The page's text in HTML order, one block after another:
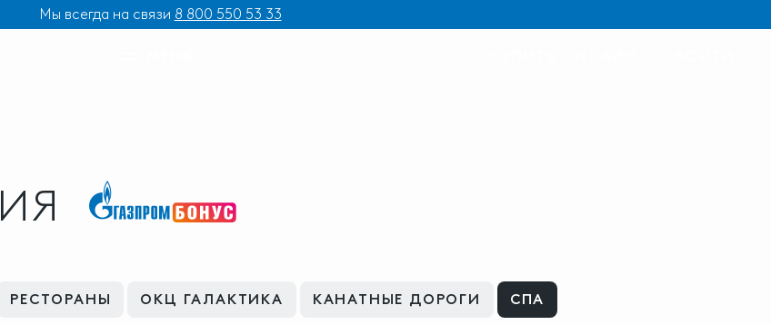
Мы всегда на связи 8 800 550 53 33
РЕСТОРАНЫ ОКЦ ГАЛАКТИКА КАНАТНЫЕ ДОРОГИ СПА